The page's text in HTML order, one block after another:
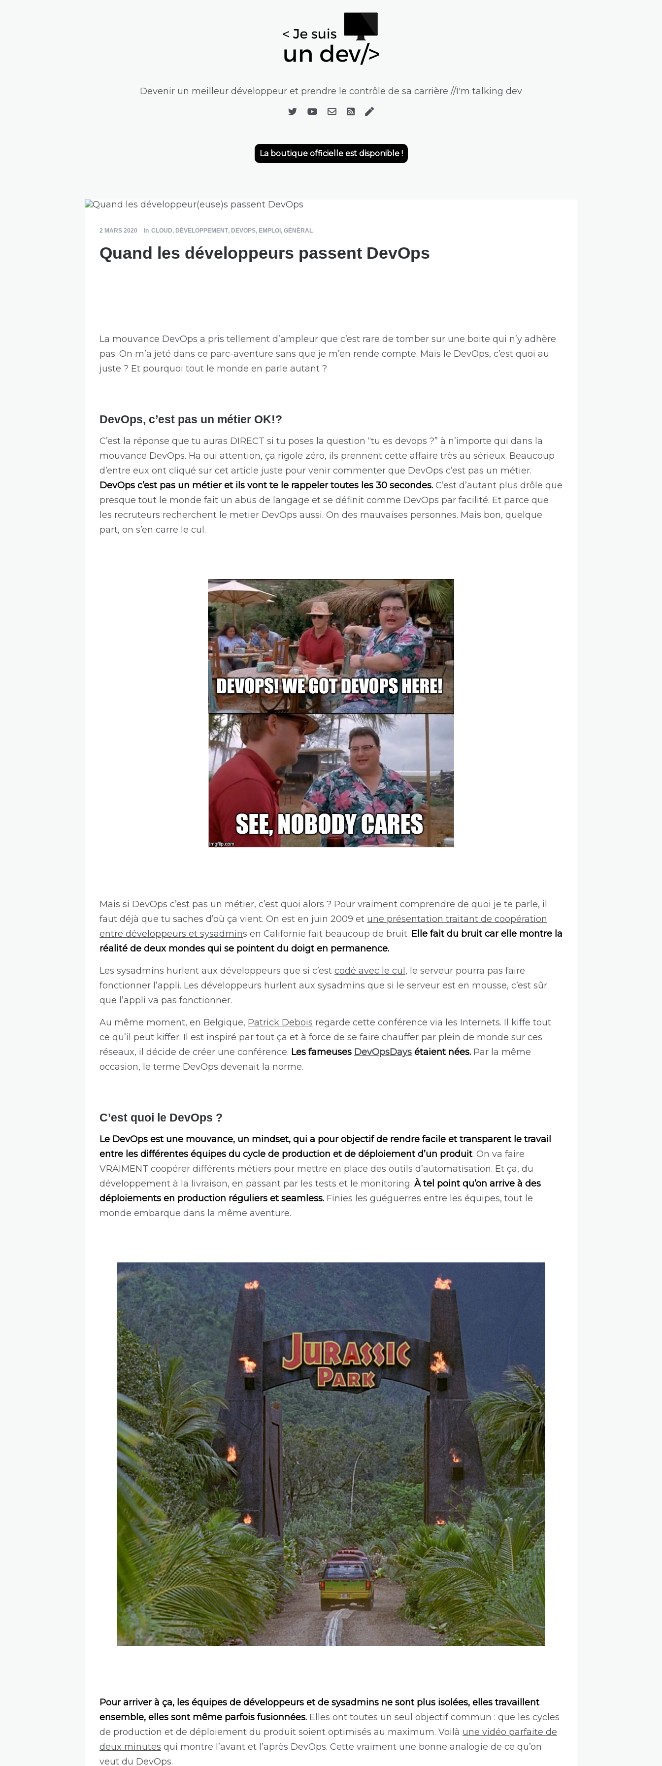
Devenir un meilleur développeur et prendre le contrôle de sa carrière //I'm talking dev
La boutique officielle est disponible !
2 MARS 2020 In CLOUD, DÉVELOPPEMENT, DEVOPS, EMPLOI , GÉNÉRAL
Quand les développeurs passent DevOps
La mouvance DevOps a pris tellement d’ampleur que c’est rare de tomber sur une boite qui n’y adhère
pas. On m’a jeté dans ce parc-aventure sans que je m’en rende compte. Mais le DevOps, c’est quoi au
juste ? Et pourquoi tout le monde en parle autant ?
DevOps, c’est pas un métier OK!?
C’est la réponse que tu auras DIRECT si tu poses la question “tu es devops ?” à n’importe qui dans la
mouvance DevOps. Ha oui attention, ça rigole zéro, ils prennent cette affaire très au sérieux. Beaucoup
d’entre eux ont cliqué sur cet article juste pour venir commenter que DevOps c’est pas un métier.
DevOps c’est pas un métier et ils vont te le rappeler toutes les 30 secondes. C’est d’autant plus drôle que
presque tout le monde fait un abus de langage et se définit comme DevOps par facilité. Et parce que
les recruteurs recherchent le metier DevOps aussi. On des mauvaises personnes. Mais bon, quelque
part, on s’en carre le cul.
Mais si DevOps c’est pas un métier, c’est quoi alors ? Pour vraiment comprendre de quoi je te parle, il
faut déjà que tu saches d’où ça vient. On est en juin 2009 et une présentation traitant de coopération
entre développeurs et sysadmins en Californie fait beaucoup de bruit. Elle fait du bruit car elle montre la
réalité de deux mondes qui se pointent du doigt en permanence.
Les sysadmins hurlent aux développeurs que si c’est codé avec le cul , le serveur pourra pas faire
fonctionner l’appli. Les développeurs hurlent aux sysadmins que si le serveur est en mousse, c’est sûr
que l’appli va pas fonctionner.
Au même moment, en Belgique, Patrick Debois regarde cette conférence via les Internets. Il kiffe tout
ce qu’il peut kiffer. Il est inspiré par tout ça et à force de se faire chauffer par plein de monde sur ces
réseaux, il décide de créer une conférence. Les fameuses DevOpsDays étaient nées. Par la même
occasion, le terme DevOps devenait la norme.
C’est quoi le DevOps ?
Le DevOps est une mouvance, un mindset, qui a pour objectif de rendre facile et transparent le travail
entre les différentes équipes du cycle de production et de déploiement d’un produit. On va faire
VRAIMENT coopérer différents métiers pour mettre en place des outils d’automatisation. Et ça, du
développement à la livraison, en passant par les tests et le monitoring. À tel point qu’on arrive à des
déploiements en production réguliers et seamless. Finies les guéguerres entre les équipes, tout le
monde embarque dans la même aventure.
Pour arriver à ça, les équipes de développeurs et de sysadmins ne sont plus isolées, elles travaillent
ensemble, elles sont même parfois fusionnées. Elles ont toutes un seul objectif commun : que les cycles
de production et de déploiement du produit soient optimisés au maximum. Voilà une vidéo parfaite de
deux minutes qui montre l’avant et l’après DevOps. Cette vraiment une bonne analogie de ce qu’on
veut du DevOps.